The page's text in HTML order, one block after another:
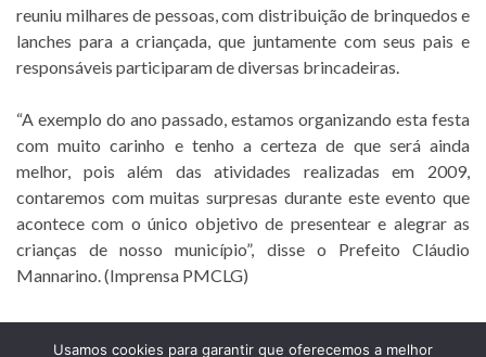
reuniu milhares de pessoas, com distribuição de brinquedos e
lanches para a criançada, que juntamente com seus pais e
responsáveis participaram de diversas brincadeiras.
“A exemplo do ano passado, estamos organizando esta festa
com muito carinho e tenho a certeza de que será ainda
melhor, pois além das atividades realizadas em 2009,
contaremos com muitas surpresas durante este evento que
acontece com o único objetivo de presentear e alegrar as
crianças de nosso município”, disse o Prefeito Cláudio
Mannarino. (Imprensa PMCLG)
Usamos cookies para garantir que oferecemos a melhor